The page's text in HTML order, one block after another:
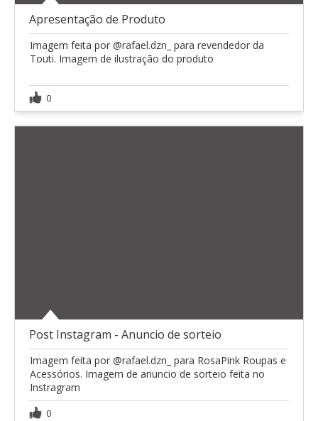
Apresentação de Produto
Imagem feita por @rafael.dzn_ para revendedor da
Touti. Imagem de ilustração do produto
0
Post Instagram - Anuncio de sorteio
Imagem feita por @rafael.dzn_ para RosaPink Roupas e
Acessórios. Imagem de anuncio de sorteio feita no
Instragram
0